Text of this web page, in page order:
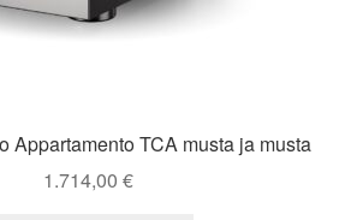
Appartamento TCA musta ja musta
1.714,00 €